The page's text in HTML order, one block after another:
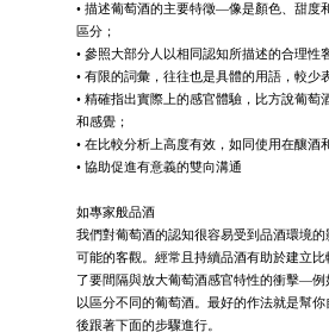
• 描述葡萄酒的主要特徵—像是顏色、甜度
區分；
• 參照大部分人以相同認知所描述的合理性
• 有限的詞彙，往往也是具體的用語，較少
• 精確指出實際上的感官體驗，比方說葡萄
和感覺；
• 在比較分析上高度有效，如同使用在釀酒
• 協助促進有意義的雙向溝通
如專家般品酒
我們對葡萄酒的認知很容易受到品酒環境
可能的客觀。經常且持續品酒有助於建立
了要間隔與放大葡萄酒感官特性的衝擊—例
以區分不同的葡萄酒。最好的作法就是幫
後跟著下面的步驟進行。